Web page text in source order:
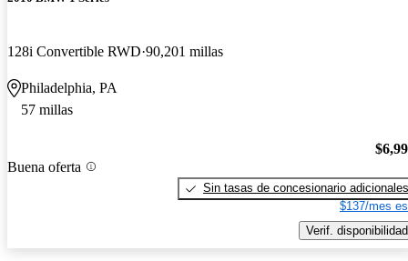
128i Convertible RWD 90,201 millas
Philadelphia, PA
57 millas
Buena oferta
Sin tasas de concesionario adicionales
$137/mes
Verif. disponibilidad